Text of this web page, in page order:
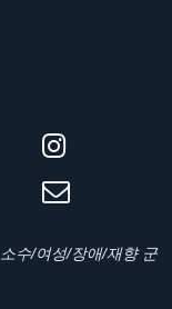
소수/여성/장애/재향 군